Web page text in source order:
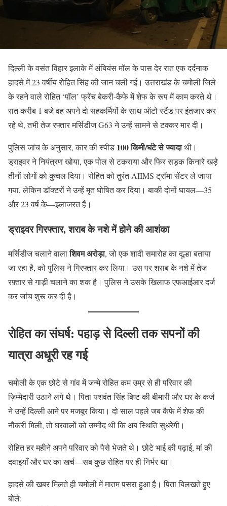
दिल्ली के वसंत विहार इलाके में अंबियंस मॉल के पास देर रात एक दर्दनाक
हादसे में 23 वर्षीय रोहित सिंह की जान चली गई। उत्तराखंड के चमोली जिले
के रहने वाले रोहित ‘पॉल’ फ्रेंच बेकरी-कैफे में शेफ के रूप में काम करते थे।
रात करीब 1 बजे वह अपने दो सहकर्मियों के साथ ऑटो स्टैंड पर इंतजार कर
रहे थे, तभी तेज रफ्तार मर्सिडीज G63 ने उन्हें सामने से टक्कर मार दी।
पुलिस जांच के अनुसार, कार की स्पीड 100 किमी/घंटे से ज्यादाथी।
ड्राइवर ने नियंत्रण खोया, एक पोल से टकराया और फिर सड़क किनारे खड़े
तीनों लोगों को कुचल दिया। रोहित को तुरंत AIIMS ट्रॉमा सेंटर ले जाया
गया, लेकिन डॉक्टरों ने उन्हें मृत घोषित कर दिया। बाकी दोनों घायल—35
और 23 वर्ष के—इलाजरत हैं।
ड्राइवर गिरफ्तार, शराब के नशे में होने की आशंका
मर्सिडीज चलाने वालाशिवम अरोड़ा, जो एक शादी समारोह का दूल्हा बताया
जा रहा है, को पुलिस ने गिरफ्तार कर लिया। उस पर शराब के नशे में तेज
रफ़्तार से गाड़ी चलाने का शक है। पुलिस ने उसके खिलाफ एफआईआर दर्ज
कर जांच शुरू कर दी है।
रोहित का संघर्ष: पहाड़ से दिल्ली तक सपनों की
यात्रा अधूरी रह गई
चमोली के एक छोटे से गांव में जन्मे रोहित कम उम्र से ही परिवार की
ज़िम्मेदारी उठाने लगे थे। पिता यशवंत सिंह बिष्ट की बीमारी और घर के कर्ज
ने उन्हें दिल्ली आने पर मजबूर किया। दो साल पहले जब कैफे में शेफ की
नौकरी मिली, तो घरवालों को उम्मीद थी कि अब स्थिति सुधरेगी।
रोहित हर महीने अपने परिवार को पैसे भेजते थे। छोटे भाई की पढ़ाई, मां की
दवाइयाँ और घर का खर्च—सब कुछ रोहित पर ही निर्भर था।
हादसे की खबर मिलते ही चमोली में मातम पसरा हुआ है। पिता बिलखते हुए
बोले: